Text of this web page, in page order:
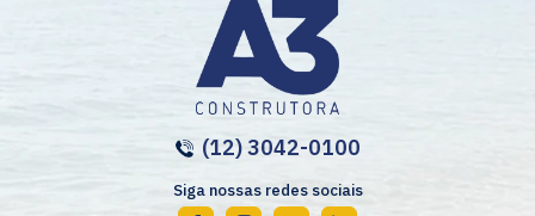
(12) 3042-0100
Siga nossas redes sociais